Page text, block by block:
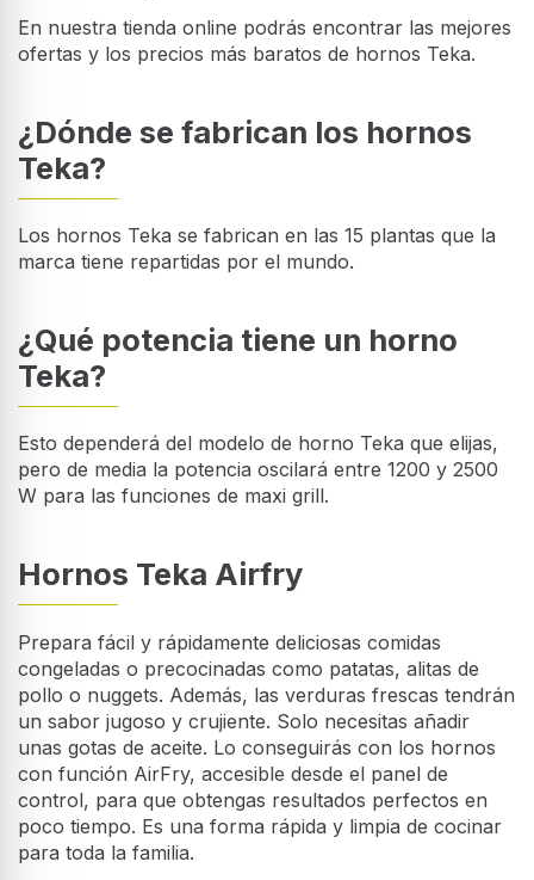
En nuestra tienda online podrás encontrar las mejores
ofertas y los precios más baratos de hornos Teka.
¿Dónde se fabrican los hornos
Teka?
Los hornos Teka se fabrican en las 15 plantas que la
marca tiene repartidas por el mundo.
¿Qué potencia tiene un horno
Teka?
Esto dependerá del modelo de horno Teka que elijas,
pero de media la potencia oscilará entre 1200 y 2500
W para las funciones de maxi grill.
Hornos Teka Airfry
Prepara fácil y rápidamente deliciosas comidas
congeladas o precocinadas como patatas, alitas de
pollo o nuggets. Además, las verduras frescas tendrán
un sabor jugoso y crujiente. Solo necesitas añadir
unas gotas de aceite. Lo conseguirás con los hornos
con función AirFry, accesible desde el panel de
control, para que obtengas resultados perfectos en
poco tiempo. Es una forma rápida y limpia de cocinar
para toda la familia.